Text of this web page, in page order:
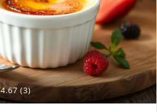
4.67 (3)